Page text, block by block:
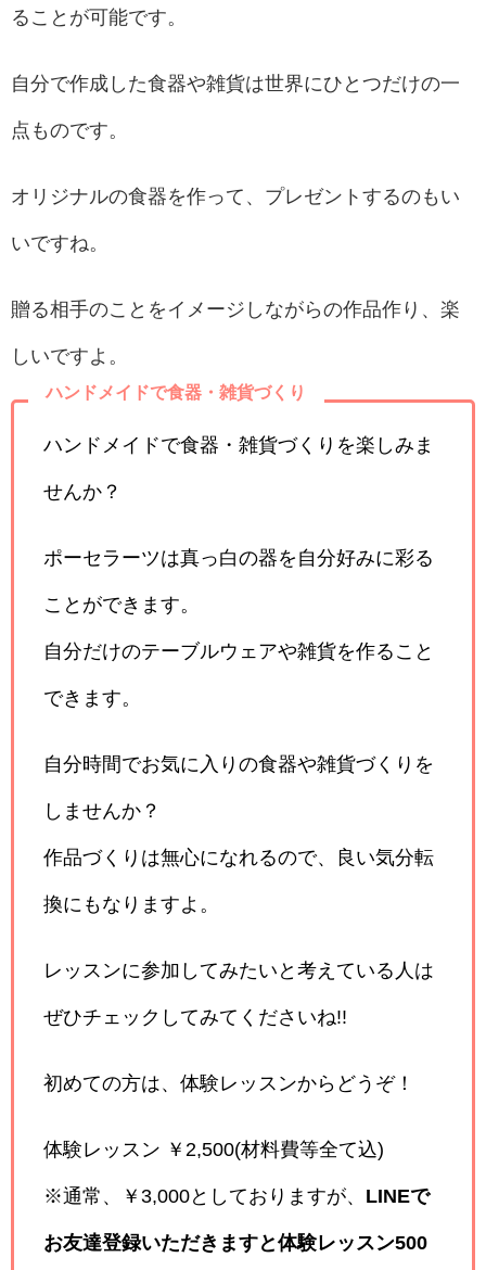
ることが可能です。
自分で作成した食器や雑貨は世界にひとつだけの一
点ものです。
オリジナルの食器を作って、プレゼントするのもい
いですね。
贈る相手のことをイメージしながらの作品作り、楽
しいですよ。
ハンドメイドで食器・雑貨づくり
ハンドメイドで食器・雑貨づくりを楽しみま
せんか？
ポーセラーツは真っ白の器を自分好みに彩る
ことができます。
自分だけのテーブルウェアや雑貨を作ること
できます。
自分時間でお気に入りの食器や雑貨づくりを
しませんか？
作品づくりは無心になれるので、良い気分転
換にもなりますよ。
レッスンに参加してみたいと考えている人は
ぜひチェックしてみてくださいね!!
初めての方は、体験レッスンからどうぞ！
体験レッスン ￥2,500(材料費等全て込)
※通常、￥3,000としておりますが、 LINEで
お友達登録いただきますと体験レッスン500